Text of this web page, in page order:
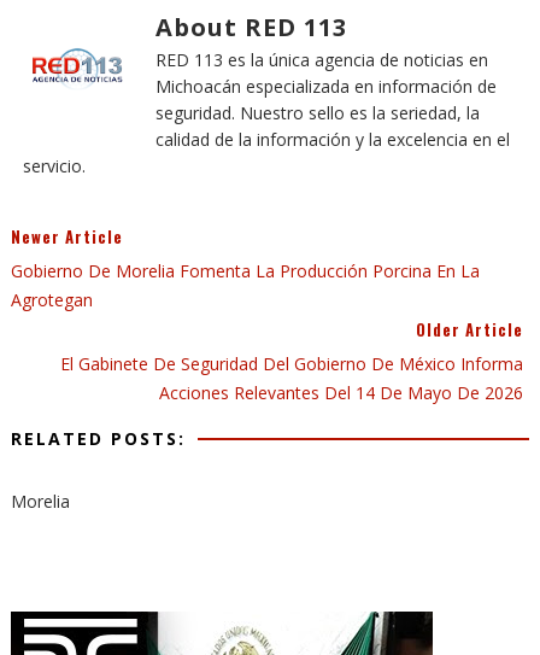
About RED 113
RED 113 es la única agencia de noticias en
Michoacán especializada en información de
seguridad. Nuestro sello es la seriedad, la
calidad de la información y la excelencia en el
servicio.
Newer Article
Gobierno De Morelia Fomenta La Producción Porcina En La
Agrotegan
Older Article
El Gabinete De Seguridad Del Gobierno De México Informa
Acciones Relevantes Del 14 De Mayo De 2026
RELATED POSTS:
Morelia